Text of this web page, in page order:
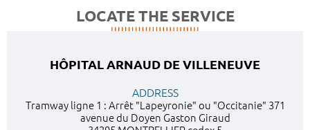
LOCATE THE SERVICE
HÔPITAL ARNAUD DE VILLENEUVE
ADDRESS
Tramway ligne 1 : Arrêt "Lapeyronie" ou "Occitanie" 371
avenue du Doyen Gaston Giraud